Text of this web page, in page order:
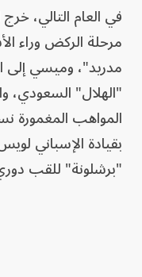
في العام التالي،
مرحلة الركض وراء
مدريد"، وميسي إلى
"الهلال" السعودي،
المواهب المغمورة
بقيادة الإسباني
"برشلونة" للقب